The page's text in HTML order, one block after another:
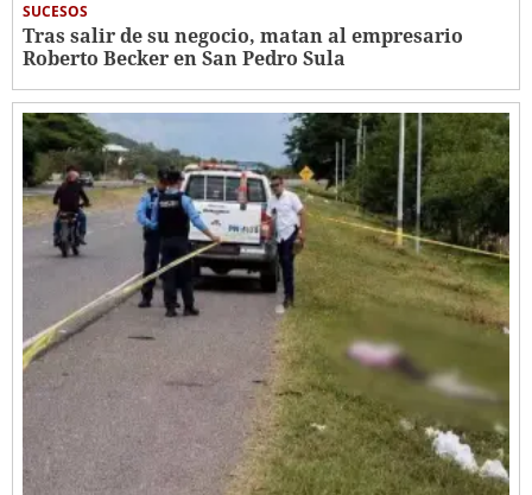
SUCESOS
Tras salir de su negocio, matan al empresario
Roberto Becker en San Pedro Sula